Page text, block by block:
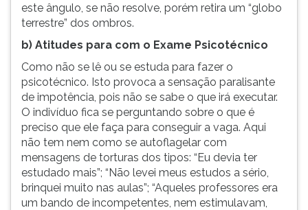
este ângulo, se não resolve, porém retira um “globo
terrestre” dos ombros.
b) Atitudes para com o Exame Psicotécnico
Como não se lê ou se estuda para fazer o
psicotécnico. Isto provoca a sensação paralisante
de impotência, pois não se sabe o que irá executar.
O indivíduo fica se perguntando sobre o que é
preciso que ele faça para conseguir a vaga. Aqui
não tem nem como se autoflagelar com
mensagens de torturas dos tipos: “Eu devia ter
estudado mais”; “Não levei meus estudos a sério,
brinquei muito nas aulas”; “Aqueles professores era
um bando de incompetentes, nem estimulavam,